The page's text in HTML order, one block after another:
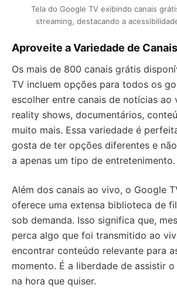
Tela do Google TV exibindo canais
streaming, destacando a
Aproveite a Variedade de
Os mais de 800 canais grátis
TV incluem opções para todos os
escolher entre canais de notícias ao
reality shows, documentários,
muito mais. Essa variedade é
gosta de ter opções diferentes e
a apenas um tipo de entretenimento.
Além dos canais ao vivo, o Google
oferece uma extensa biblioteca de
sob demanda. Isso significa que,
perca algo que foi transmitido ao
encontrar conteúdo relevante para
momento. É a liberdade de assistir
na hora que quiser.